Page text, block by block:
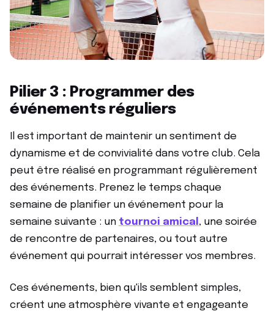
Pilier 3 : Programmer des
événements réguliers
Il est important de maintenir un sentiment de
dynamisme et de convivialité dans votre club. Cela
peut être réalisé en programmant régulièrement
des événements. Prenez le temps chaque
semaine de planifier un événement pour la
semaine suivante : un tournoi amical , une soirée
de rencontre de partenaires, ou tout autre
événement qui pourrait intéresser vos membres.
Ces événements, bien qu'ils semblent simples,
créent une atmosphère vivante et engageante